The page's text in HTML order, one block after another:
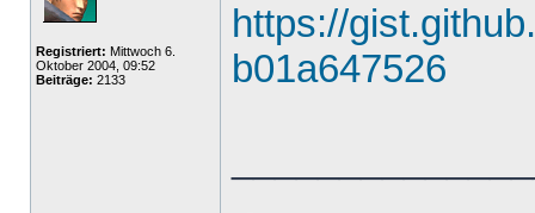
Registriert: Mittwoch 6.
Oktober 2004, 09:52
Beiträge: 2133
https://
b01a647526